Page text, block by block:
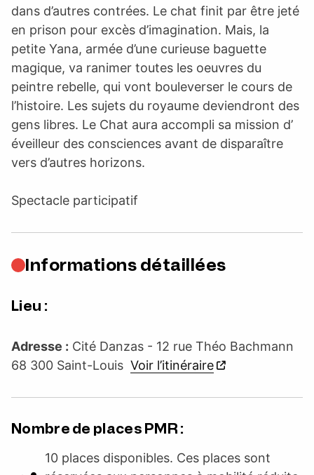
dans d’autres contrées. Le chat finit par être jeté
en prison pour excès d’imagination. Mais, la
petite Yana, armée d’une curieuse baguette
magique, va ranimer toutes les oeuvres du
peintre rebelle, qui vont bouleverser le cours de
l’histoire. Les sujets du royaume deviendront des
gens libres. Le Chat aura accompli sa mission d’
éveilleur des consciences avant de disparaître
vers d’autres horizons.
Spectacle participatif
Informations détaillées
Lieu :
Adresse : Cité Danzas - 12 rue Théo Bachmann
68 300 Saint-Louis Voir l’itinéraire
Nombre de places PMR :
10 places disponibles. Ces places sont